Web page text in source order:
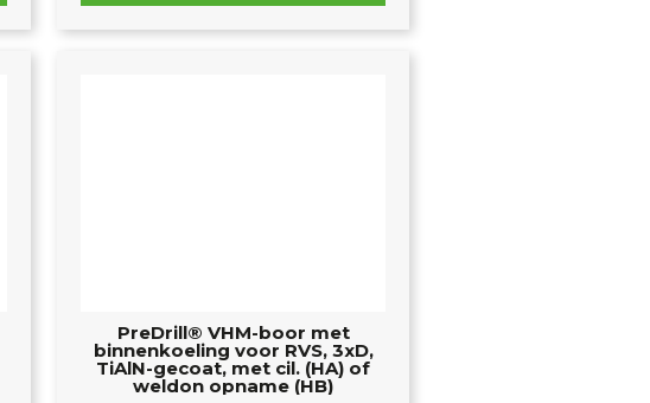
PreDrill® VHM-boor met
binnenkoeling voor RVS, 3xD,
TiAlN-gecoat, met cil. (HA) of
weldon opname (HB)